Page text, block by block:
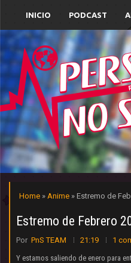
INICIO PODCAST
Home » Anime » Estremo de
Estremo de Febrero
Por PnS TEAM 21:19
1
Y estamos saliendo de enero para